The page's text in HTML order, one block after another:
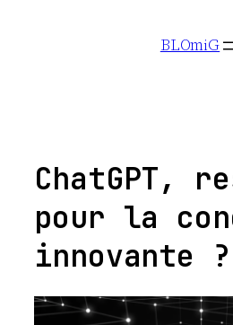
BLOmiG
ChatGPT,
pour la
innovante ?